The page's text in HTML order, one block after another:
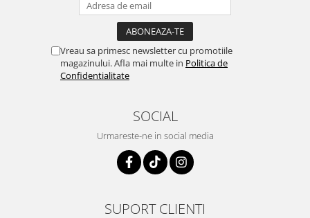
Vreau sa primesc newsletter cu promotiile
magazinului. Afla mai multe in Politica de
Confidentialitate
SOCIAL
Urmareste-ne in social media
SUPORT CLIENTI